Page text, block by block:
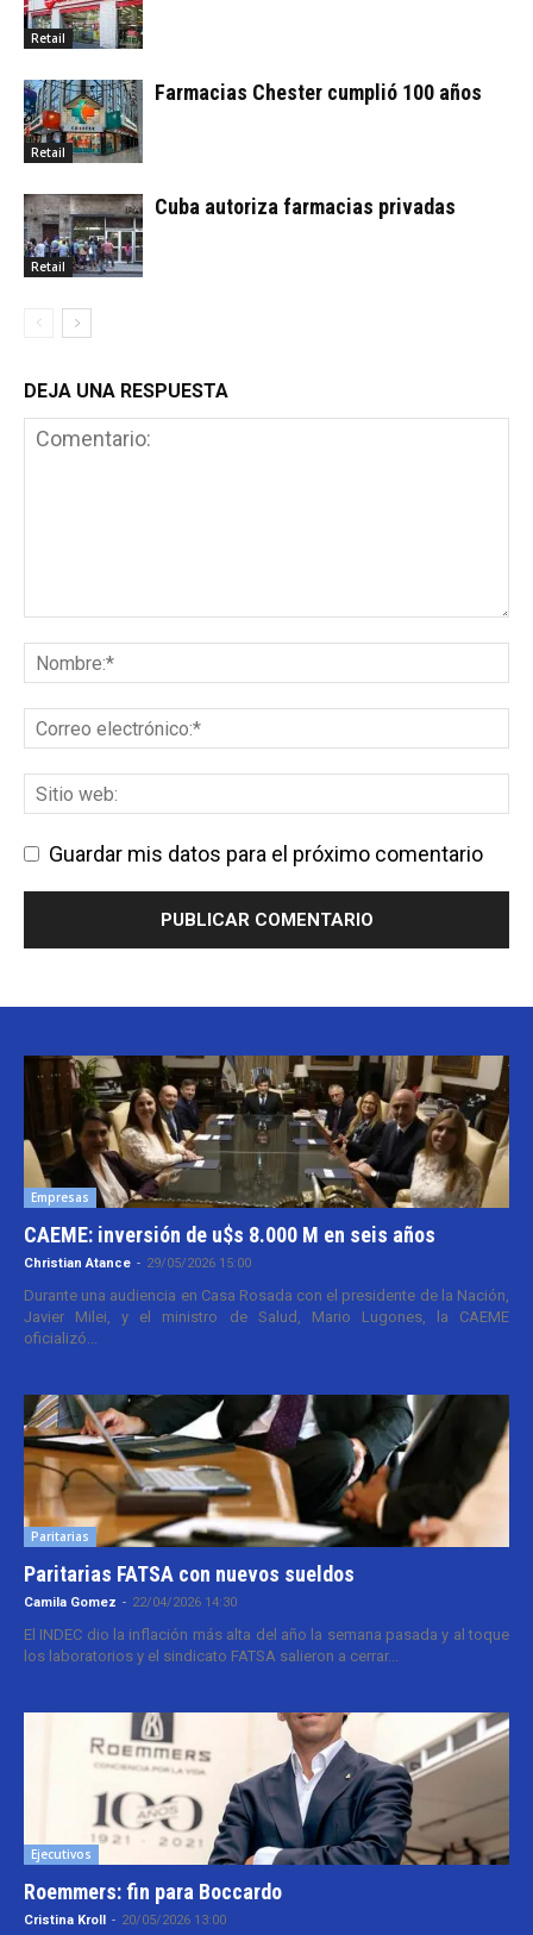
Retail
Retail
Farmacias Chester cumplió 100 años
Retail
Cuba autoriza farmacias privadas
DEJA UNA RESPUESTA
Guardar mis datos para el próximo comentario
Empresas
CAEME: inversión de u$s 8.000 M en seis años
Christian Atance - 29/05/2026 15:00
Durante una audiencia en Casa Rosada con el presidente de la Nación,
Javier Milei, y el ministro de Salud, Mario Lugones, la CAEME
oficializó...
Paritarias
Paritarias FATSA con nuevos sueldos
Camila Gomez - 22/04/2026 14:30
El INDEC dio la inflación más alta del año la semana pasada y al toque
los laboratorios y el sindicato FATSA salieron a cerrar...
Ejecutivos
Roemmers: fin para Boccardo
Cristina Kroll - 20/05/2026 13:00